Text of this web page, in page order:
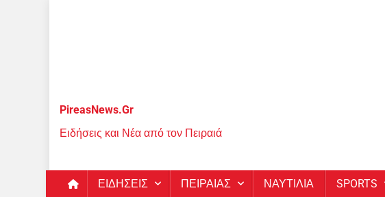
PireasNews.Gr
Ειδήσεις και Νέα από τον Πειραιά
ΕΙΔΗΣΕΙΣ ΠΕΙΡΑΙΑΣ ΝΑΥΤΙΛΙΑ SPORTS